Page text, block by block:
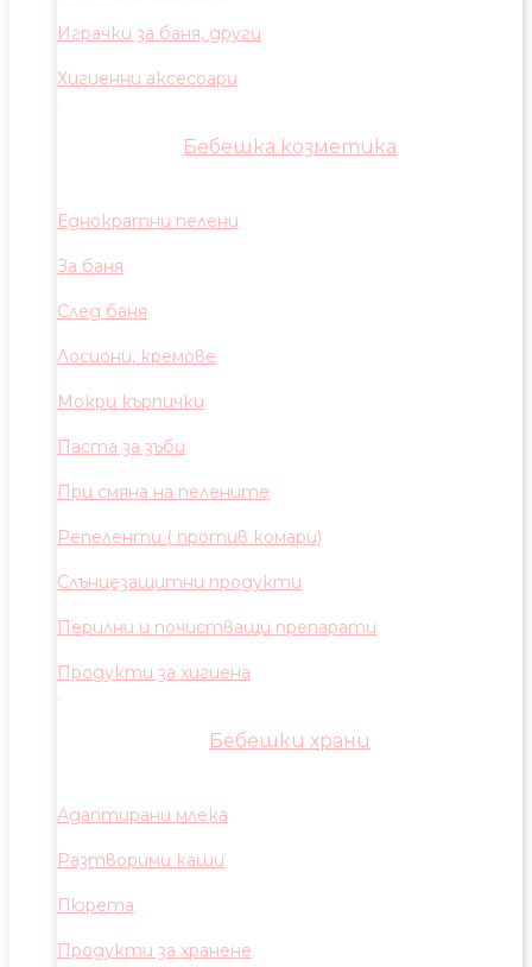
Играчки за баня, други
Хигиенни аксесоари
Бебешка козметика
Еднократни пелени
За баня
След баня
Лосиони, кремове
Мокри кърпички
Паста за зъби
При смяна на пелените
Репеленти ( против комари)
Слънцезащитни продукти
Перилни и почистващи препарати
Продукти за хигиена
Бебешки храни
Адаптирани млека
Разтворими каши
Пюрета
Продукти за хранене